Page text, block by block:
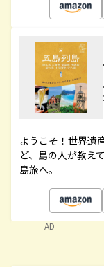
ようこそ！世界遺
ど、島の人が教え
島旅へ。
AD